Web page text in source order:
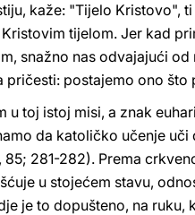
kaže: "Tijelo Kristovo",
tijelom. Jer kad
snažno nas odvajajući od
pričesti: postajemo ono što
toj istoj misi, a znak
da katoličko učenje uči
281-282). Prema
u stojećem stavu,
je to dopušteno, na ruku,